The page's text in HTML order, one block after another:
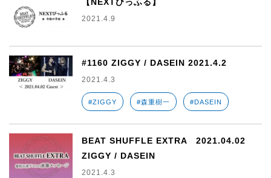
2021.4.9
#1160 ZIGGY / DASEIN 2021.4.2
2021.4.3
#ZIGGY #森重樹一 #DASEIN
BEAT SHUFFLE EXTRA 2021.04.02
ZIGGY / DASEIN
2021.4.3